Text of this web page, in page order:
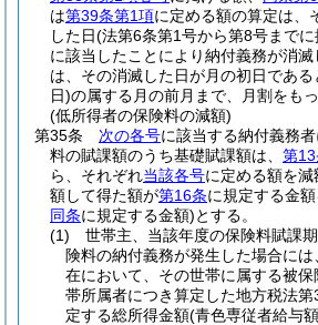
は第39条第1項に定める額の算定は、
した日(法第6条第1号から第8号まで
に該当したことにより納付義務が消
は、その消滅した日が月の初日であ
日)の属する月の前月まで、月割をもっ
(低所得者の保険料の減額)
第35条
次の各号に該当する納付義務
料の賦課額のうち基礎賦課額は、 第13
ら、それぞれ当該各号に定める額を
額して得た額が第16条に規定する金額
同条に規定する金額)とする。
(1)
世帯主、当該年度の保険料賦課
険料の納付義務が発生した場合に
在において、その世帯に属する被
帯所属者につき算定した地方税法
定する総所得金額(青色専従者給与